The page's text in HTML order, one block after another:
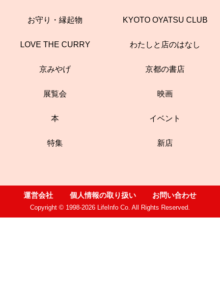
お守り・縁起物 KYOTO OYATSU CLUB
LOVE THE CURRY わたしと店のはなし
京みやげ 京都の書店
展覧会 映画
本 イベント
特集 新店
運営会社 個人情報の取り扱い お問い合わせ
Copyright © 1998-2026 LifeInfo Co. All Rights Reserved.